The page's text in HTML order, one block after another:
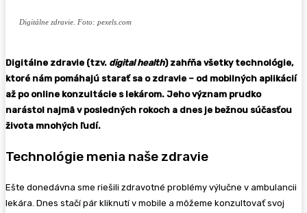
Digitálne zdravie. Foto: pexels.com
Digitálne zdravie (tzv. digital health) zahŕňa všetky technológie,
ktoré nám pomáhajú starať sa o zdravie – od mobilných aplikácií
až po online konzultácie s lekárom. Jeho význam prudko
narástol najmä v posledných rokoch a dnes je bežnou súčasťou
života mnohých ľudí.
Technológie menia naše zdravie
Ešte donedávna sme riešili zdravotné problémy výlučne v ambulancii
lekára. Dnes stačí pár kliknutí v mobile a môžeme konzultovať svoj